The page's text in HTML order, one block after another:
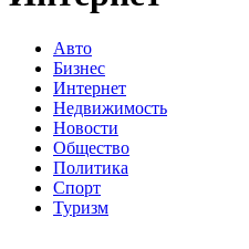
Авто
Бизнес
Интернет
Недвижимость
Новости
Общество
Политика
Спорт
Туризм